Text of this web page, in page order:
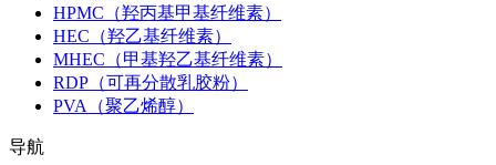
HPMC（羟丙基甲基纤维素）
HEC（羟乙基纤维素）
MHEC（甲基羟乙基纤维素）
RDP（可再分散乳胶粉）
PVA（聚乙烯醇）
导航